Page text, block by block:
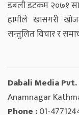
डबली डटकम २०७१
हामीले खासगरी
सन्तुलित विचार र
Dabali Media
Anamnagar
Phone :01-